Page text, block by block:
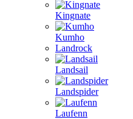
Kingnate
Kumho
Landrock
Landsail
Landspider
Laufenn